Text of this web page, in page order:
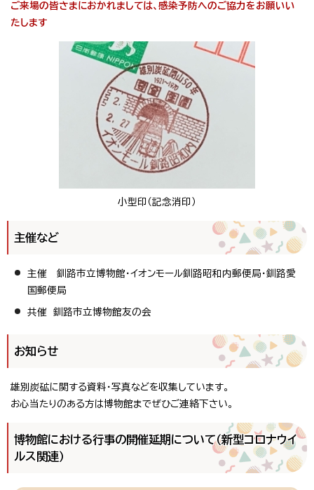
ご来場の皆さまにおかれましては、感染予防へのご協力をお願いい
たします
小型印（記念消印）
主催など
主催 釧路市立博物館・イオンモール釧路昭和内郵便局・釧路愛
国郵便局
共催 釧路市立博物館友の会
お知らせ
雄別炭砿に関する資料・写真などを収集しています。
お心当たりのある方は博物館までぜひご連絡下さい。
博物館における行事の開催延期について（新型コロナウイ
ルス関連）